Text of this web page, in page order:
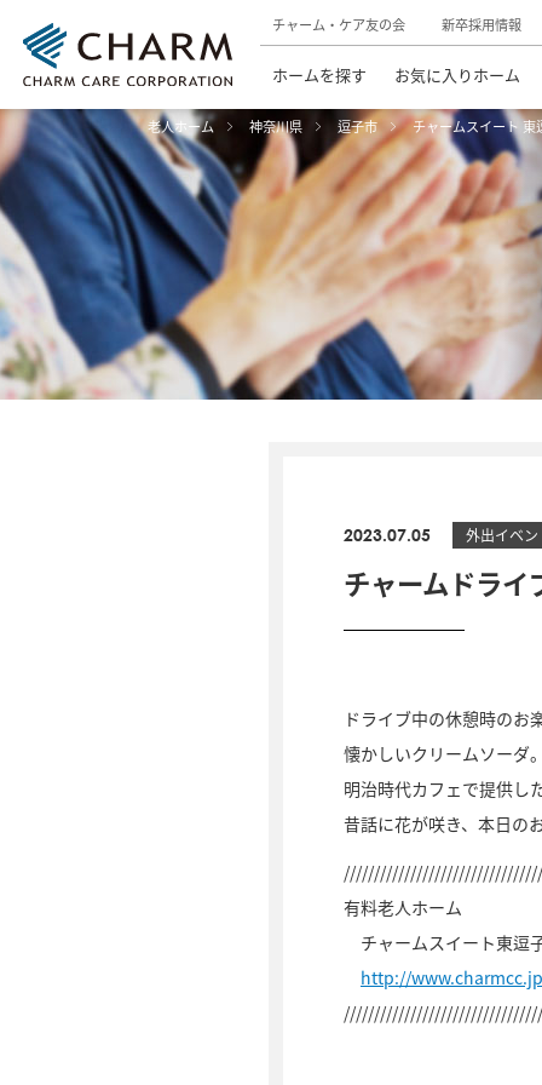
チャーム・ケア友の会 新卒採用情報
ホームを探す お気に入りホーム
老人ホーム 神奈川県 逗子市 チャームスイート 東
2023.07.05 外出イベン
チャームドラ
ドライブ中の休憩時のお
懐かしいクリームソーダ
明治時代カフェで提供し
昔話に花が咲き、本日の
有料老人ホーム
チャームスイート東逗
http://